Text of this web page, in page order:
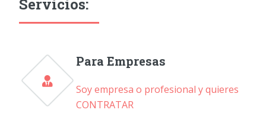
Servicios:
Para Empresas
Soy empresa o profesional y quieres
CONTRATAR